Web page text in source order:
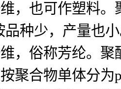
，也可作塑料
品种少，产量也
，俗称芳纶。
聚合物单体分